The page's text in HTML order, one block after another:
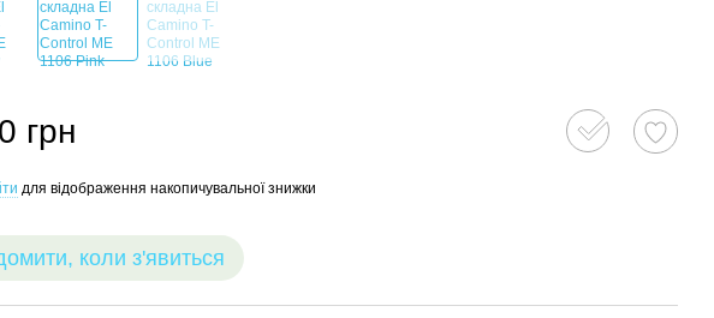
грн
для відображення накопичувальної знижки
коли з'явиться